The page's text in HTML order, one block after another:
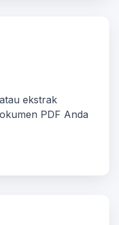
ekstrak
PDF Anda